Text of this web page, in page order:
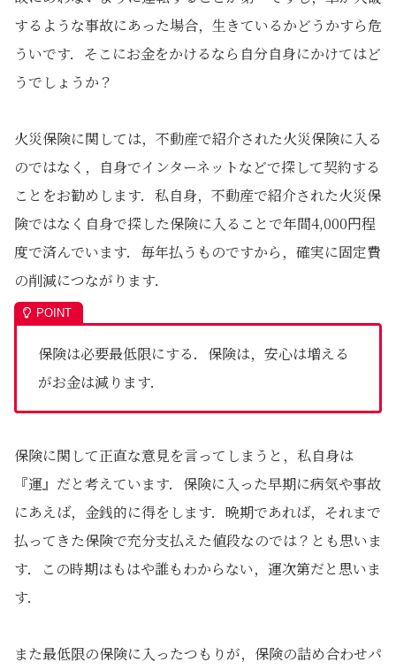
するような事故にあった場合，生きているかどうかすら危
ういです．そこにお金をかけるなら自分自身にかけてはど
うでしょうか？
火災保険に関しては，不動産で紹介された火災保険に入る
のではなく，自身でインターネットなどで探して契約する
ことをお勧めします．私自身，不動産で紹介された火災保
険ではなく自身で探した保険に入ることで年間4,000円程
度で済んでいます．毎年払うものですから，確実に固定費
の削減につながります．
保険は必要最低限にする．保険は，安心は増える
がお金は減ります．
保険に関して正直な意見を言ってしまうと，私自身は
『運』だと考えています．保険に入った早期に病気や事故
にあえば，金銭的に得をします．晩期であれば，それまで
払ってきた保険で充分支払えた値段なのでは？とも思いま
す．この時期はもはや誰もわからない，運次第だと思いま
す．
また最低限の保険に入ったつもりが，保険の詰め合わせパ